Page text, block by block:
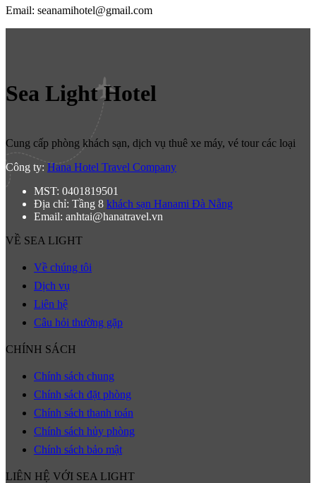
Email: seanamihotel@gmail.com
Sea Light Hotel
Cung cấp phòng khách sạn, dịch vụ thuê xe máy, vé tour các loại
Công ty: Hana Hotel Travel Company
MST: 0401819501
Địa chỉ: Tầng 8 khách sạn Hanami Đà Nẵng
Email: anhtai@hanatravel.vn
VỀ SEA LIGHT
Về chúng tôi
Dịch vụ
Liên hệ
Câu hỏi thường gặp
CHÍNH SÁCH
Chính sách chung
Chính sách đặt phòng
Chính sách thanh toán
Chính sách hủy phòng
Chính sách bảo mật
LIÊN HỆ VỚI SEA LIGHT